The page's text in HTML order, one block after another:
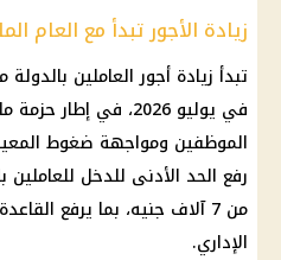
زيادة الأجور تبدأ مع العام
تبدأ زيادة أجور العاملين بالدولة
في يوليو 2026، في
الموظفين ومواجهة ضغوط
من 7 آلاف جنيه، بما يرفع القاعدة الدنيا للأجور داخل
الإداري.